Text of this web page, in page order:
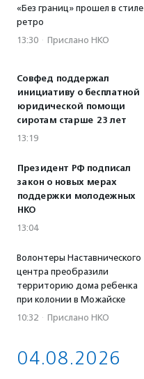
«Без границ» прошел в стиле
ретро
13:30 · Прислано НКО
Совфед поддержал
инициативу о бесплатной
юридической помощи
сиротам старше 23 лет
13:19
Президент РФ подписал
закон о новых мерах
поддержки молодежных
НКО
13:04
Волонтеры Наставнического
центра преобразили
территорию дома ребенка
при колонии в Можайске
10:32 · Прислано НКО
04.08.2026